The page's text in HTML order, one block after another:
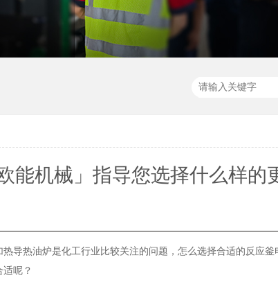
能机械」指导您选择什么样的
导热油炉是化工行业比较关注的问题，怎么选择合适的反应
呢？